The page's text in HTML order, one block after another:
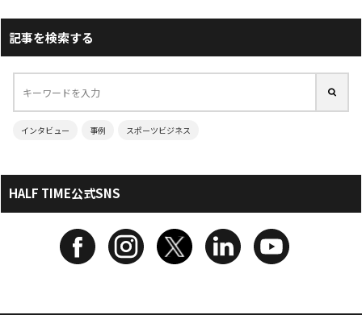
記事を検索する
インタビュー 事例 スポーツビジネス
HALF TIME公式SNS